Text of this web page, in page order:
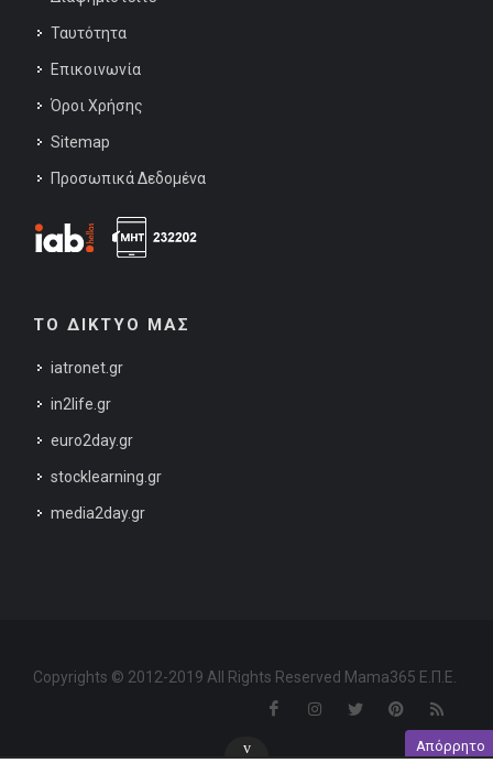
Ταυτότητα
Επικοινωνία
Όροι Χρήσης
Sitemap
Προσωπικά Δεδομένα
ΤΟ ΔΙΚΤΥΟ ΜΑΣ
iatronet.gr
in2life.gr
euro2day.gr
stocklearning.gr
media2day.gr
Copyrights © 2012-2019 All Rights Reserved Mama365 Ε.Π.Ε.
Απόρρητο
v